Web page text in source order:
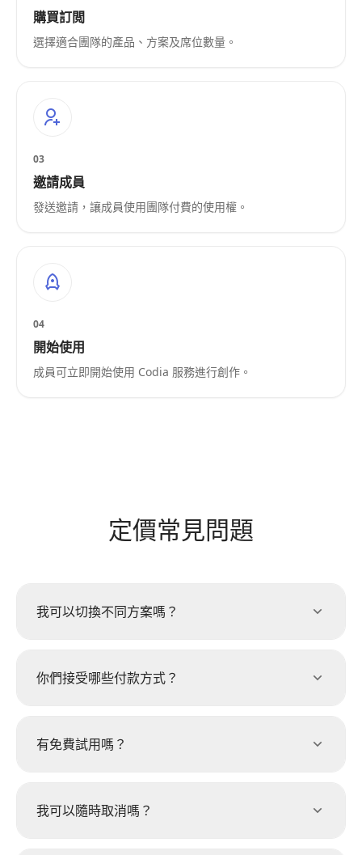
購買訂閲
選擇適合團隊的產品、方案及席位數量。
03
邀請成員
發送邀請，讓成員使用團隊付費的使用權。
04
開始使用
成員可立即開始使用 Codia 服務進行創作。
定價常見問題
我可以切換不同方案嗎？
你們接受哪些付款方式？
有免費試用嗎？
我可以隨時取消嗎？